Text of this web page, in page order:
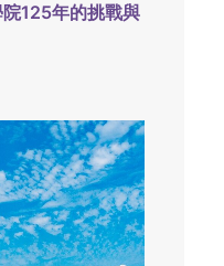
125年的挑戰與